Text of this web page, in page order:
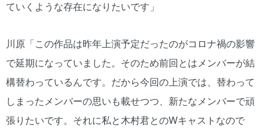
ていくような存在になりたいです」
川原「この作品は昨年上演予定だったのがコロナ禍の影響
で延期になっていました。そのため前回とはメンバーが結
構替わっているんです。だから今回の上演では、替わって
しまったメンバーの思いも載せつつ、新たなメンバーで頑
張りたいです。それに私と木村君とのWキャストなので